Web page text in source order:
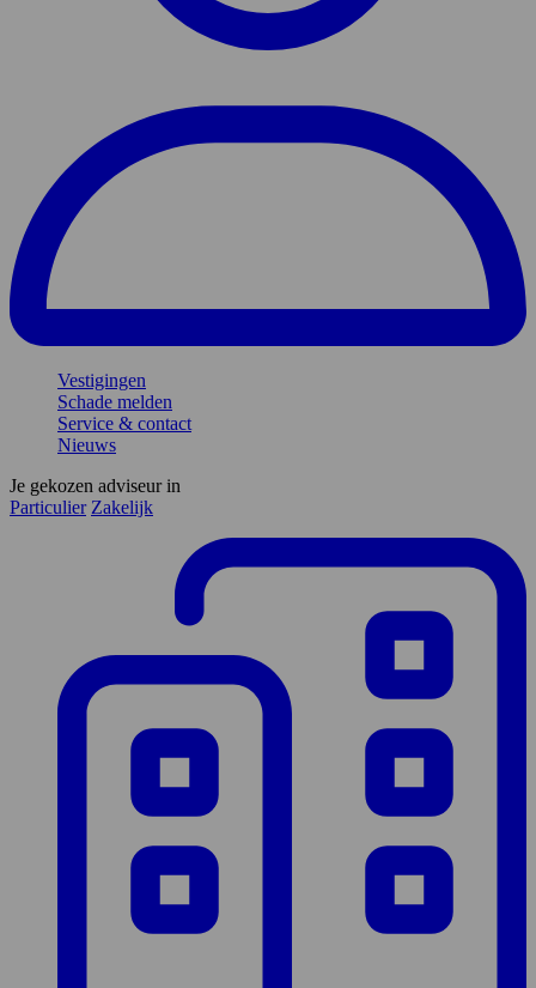
Vestigingen
Schade melden
Service & contact
Nieuws
Je gekozen adviseur in
Particulier Zakelijk